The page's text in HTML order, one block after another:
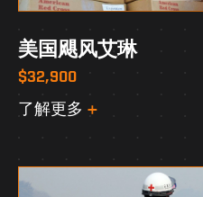
美国飓风艾琳
$32,900
了解更多